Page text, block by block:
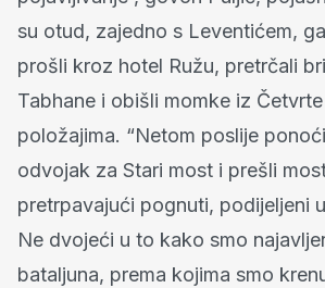
su otud, zajedno s Leventićem,
prošli kroz hotel Ružu, pretrčali
Tabhane i obišli momke iz
položajima. “Netom poslije
odvojak za Stari most i prešli
pretrpavajući pognuti, podijeljeni
Ne dvojeći u to kako smo
bataljuna, prema kojima smo